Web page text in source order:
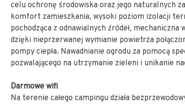
celu ochronę środowiska oraz jego naturalnych
komfort zamieszkania, wysoki poziom izolacji
pochodząca z odnawialnych źródeł,
dzięki nieprzerwanej wymianie powietrza
pompy ciepła. Nawadnianie ogrodu za pomocą
pozwalającego na utrzymanie zieleni i unikanie
Darmowe wifi
Na terenie całego campingu działa